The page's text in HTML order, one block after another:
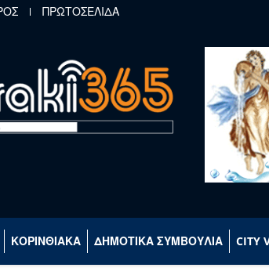
ΠΡΩΤΟΣΕΛΙΔΑ
ΚΟΡΙΝΘΙΑΚΑ ΔΗΜΟΤΙΚΑ ΣΥΜΒΟΥΛΙΑ CITY